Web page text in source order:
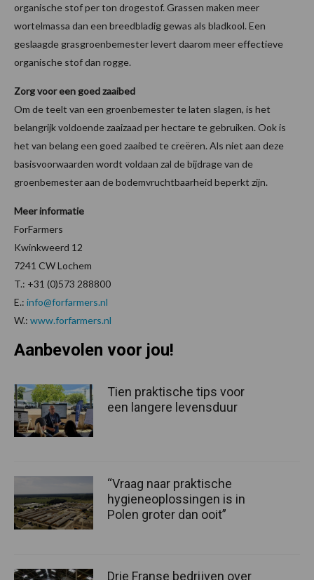
organische stof per ton drogestof. Grassen maken meer
wortelmassa dan een breedbladig gewas als bladkool. Een
geslaagde grasgroenbemester levert daarom meer effectieve
organische stof dan rogge.
Zorg voor een goed zaaibed
Om de teelt van een groenbemester te laten slagen, is het
belangrijk voldoende zaaizaad per hectare te gebruiken. Ook is
het van belang een goed zaaibed te creëren. Als niet aan deze
basisvoorwaarden wordt voldaan zal de bijdrage van de
groenbemester aan de bodemvruchtbaarheid beperkt zijn.
Meer informatie
ForFarmers
Kwinkweerd 12
7241 CW Lochem
T.: +31 (0)573 288800
E.: info@forfarmers.nl
W.: www.forfarmers.nl
Aanbevolen voor jou!
Tien praktische tips voor
een langere levensduur
“Vraag naar praktische
hygieneoplossingen is in
Polen groter dan ooit”
Drie Franse bedrijven over